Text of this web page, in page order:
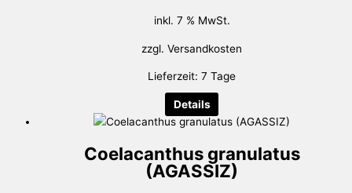
inkl. 7 % MwSt.
zzgl. Versandkosten
Lieferzeit: 7 Tage
Details
Coelacanthus granulatus
(AGASSIZ)